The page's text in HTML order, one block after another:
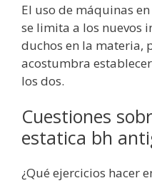
El uso de máquinas
se limita a los nuevos
duchos en la materia,
acostumbra
los dos.
Cuestiones
estatica bh
¿Qué ejercicios hacer